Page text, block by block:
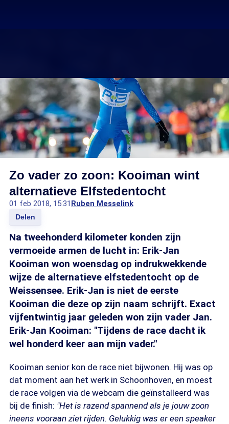
Zo vader zo zoon: Kooiman wint
alternatieve Elfstedentocht
01 feb 2018, 15:31 Ruben Messelink
Delen
Na tweehonderd kilometer konden zijn
vermoeide armen de lucht in: Erik-Jan
Kooiman won woensdag op indrukwekkende
wijze de alternatieve elfstedentocht op de
Weissensee. Erik-Jan is niet de eerste
Kooiman die deze op zijn naam schrijft. Exact
vijfentwintig jaar geleden won zijn vader Jan.
Erik-Jan Kooiman: "Tijdens de race dacht ik
wel honderd keer aan mijn vader."
Kooiman senior kon de race niet bijwonen. Hij was op
dat moment aan het werk in Schoonhoven, en moest
de race volgen via de webcam die geïnstalleerd was
bij de finish: "Het is razend spannend als je jouw zoon
ineens vooraan ziet rijden. Gelukkig was er een speaker